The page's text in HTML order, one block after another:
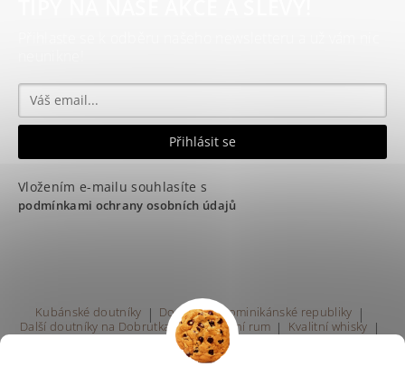
Vložením e-mailu souhlasíte s
podmínkami ochrany osobních údajů
Kubánské doutníky | Doutníky z Dominikánské republiky |
Další doutníky na Dobrutka.eu | Kvalitní rum | Kvalitní whisky |
Prodej rumu Praha